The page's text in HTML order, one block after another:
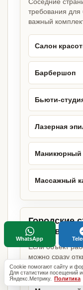
требования для
важный
Салон
Барбершоп
Бьюти-
Лазерная
Маникюрный
Массажный
Городские
Если объект
можно сразу
страницу.
Cookie помогают сайту и
Для статистики посещений
Яндекс.Метрику. Политика
WhatsApp